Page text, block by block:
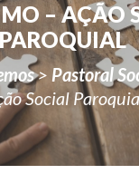
– AÇÃO
PAROQUIAL
> Pastoral
Social